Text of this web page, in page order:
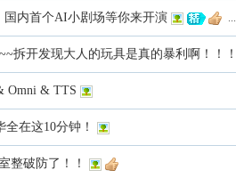
国内首个AI小剧场等你来开演 ...
拆开发现大人的玩具是真的暴利啊！！！
Omni & TTS
在这10分钟！
整破防了！！